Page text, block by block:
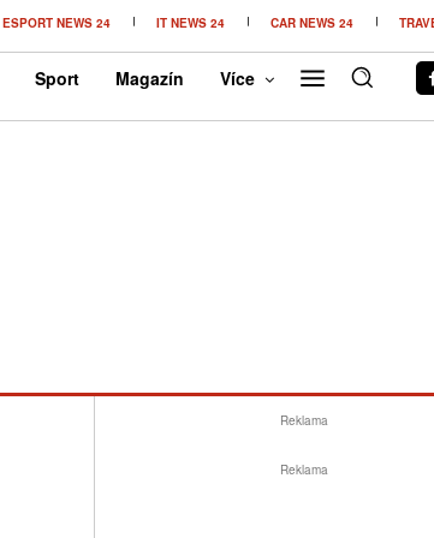
ESPORT NEWS 24 IT NEWS 24 CAR NEWS 24
Sport Magazín Více
Reklama
Reklama